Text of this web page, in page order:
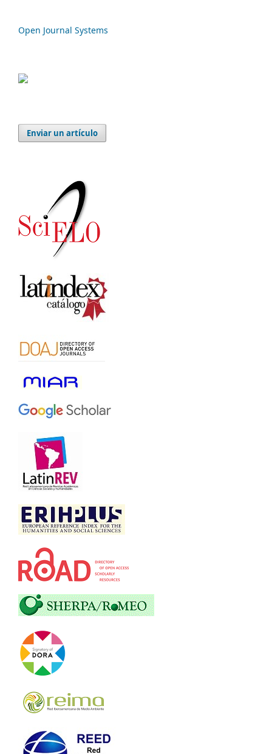
Open Journal Systems
Enviar un artículo